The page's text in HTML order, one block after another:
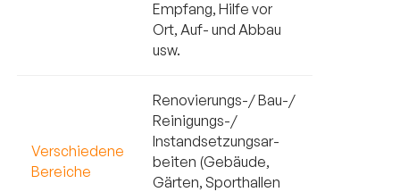
Empfang, Hilfe vor
Ort, Auf- und Abbau
usw.
Verschiedene
Bereiche
Renovierungs-/ Bau-/
Reinigungs-/
Instandsetzungsar-
beiten (Gebäude,
Gärten, Sporthallen